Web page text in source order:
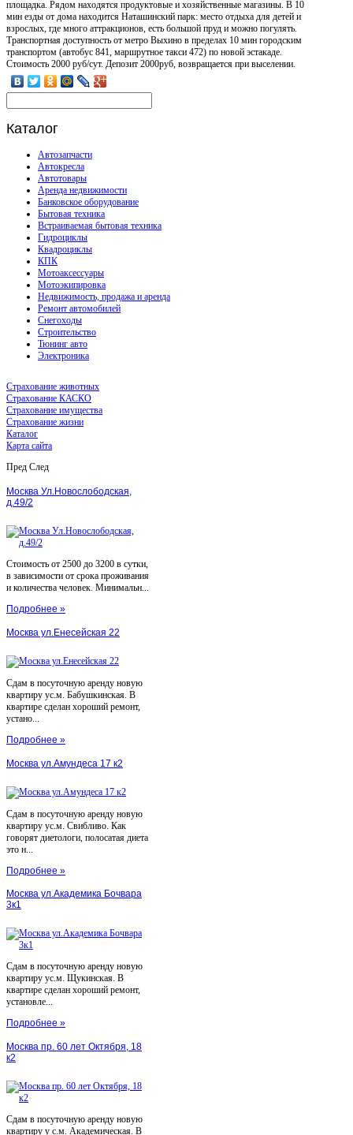
площадка. Рядом находятся продуктовые и хозяйственные магазины. В 10
мин езды от дома находится Наташинский парк: место отдыха для детей и
взрослых, где много аттракционов, есть большой пруд и можно погулять.
Транспортная доступность от метро Выхино в пределах 10 мин городским
транспортом (автобус 841, маршрутное такси 472) по новой эстакаде.
Стоимость 2000 руб/сут. Депозит 2000руб, возвращается при выселении.
Каталог
Автозапчасти
Автокресла
Автотовары
Аренда недвижимости
Банковское оборудование
Бытовая техника
Встраиваемая бытовая техника
Гидроциклы
Квадроциклы
КПК
Мотоаксессуары
Мотоэкипировка
Недвижимость, продажа и аренда
Ремонт автомобилей
Снегоходы
Строительство
Тюнинг авто
Электроника
Страхование животных
Страхование КАСКО
Страхование имущества
Страхование жизни
Каталог
Карта сайта
Пред След
Москва Ул.Новослободская,
д.49/2
Стоимость от 2500 до 3200 в сутки,
в зависимости от срока проживания
и количества человек. Минимальн...
Подробнее »
Москва ул.Енесейская 22
Сдам в посуточную аренду новую
квартиру ус.м. Бабушкинская. В
квартире сделан хороший ремонт,
устано...
Подробнее »
Москва ул.Амундеса 17 к2
Сдам в посуточную аренду новую
квартиру ус.м. Свибливо. Как
говорят диетологи, полосатая диета
это н...
Подробнее »
Москва ул.Академика Бочвара
3к1
Сдам в посуточную аренду новую
квартиру ус.м. Щукинская. В
квартире сделан хороший ремонт,
установле...
Подробнее »
Москва пр. 60 лет Октября, 18
к2
Сдам в посуточную аренду новую
квартиру у с.м. Академическая. В